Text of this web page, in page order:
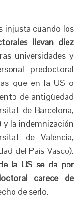
injusta cuando los
llevan diez
universidades y
predoctoral
que en la US o
de antigüedad
de Barcelona,
y la indemnización
de València,
del País Vasco).
la US se da por
carece de
de serlo.